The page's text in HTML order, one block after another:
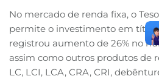
No mercado de renda fixa, o
permite o investimento em
registrou aumento de 26% no
assim como outros produtos de
LC, LCI, LCA, CRA, CRI,